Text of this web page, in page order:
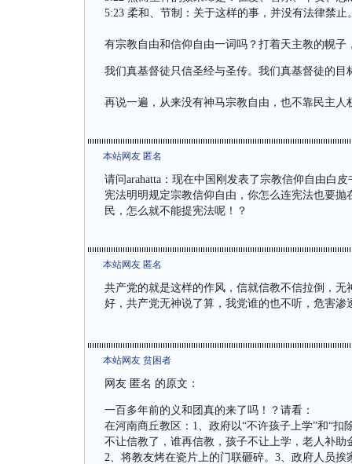
5:23 柔和、节制：关于这样的事，并没有法律禁止
有宗教自由和信仰自由一词吗？打着天主教的幌子
我们真基督徒只信圣经与圣传。我们真基督徒的
再说一遍，从来没有神马宗教自由，也不靠民主
本站网友 匿名
请问arahatta：现在中国刚发表了宗教信仰自由白
宪法明明规定宗教信仰自由，你怎么连宪法也要
民，怎么就不能提宪法呢！？
本站网友 匿名
共产党的就是这样的作风，信就信教不信拉倒，
好，共产党无神说了算，我党谁的也不听，危害渗
本站网友 贫困者
网友 匿名 的原文：
一百多年前的义和团真的来了吗！？请看：
在河南商丘教区：1、政府以“不许孩子上学”和“
不让信教了，谁再信教，孩子不让上学，老人补
2、将教友烤在瓷片上的门联砸碎。3、政府人员挨